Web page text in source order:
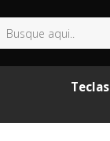
Teclas